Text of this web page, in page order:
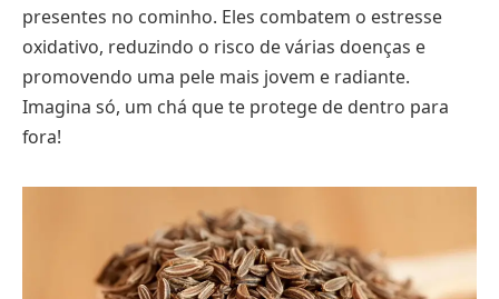
presentes no cominho. Eles combatem o estresse
oxidativo, reduzindo o risco de várias doenças e
promovendo uma pele mais jovem e radiante.
Imagina só, um chá que te protege de dentro para
fora!